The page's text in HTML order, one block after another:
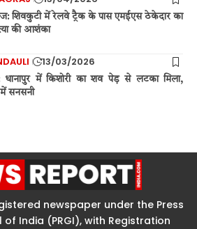
शिवकुटी में रेलवे ट्रैक के पास एमईएस ठेकेदार का
की आशंका
13/03/2026
धानापुर में किशोरी का शव पेड़ से लटका मिला,
सनसनी
newspaper under the Press
India (PRGI), with Registration